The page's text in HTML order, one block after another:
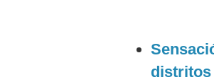
distritos